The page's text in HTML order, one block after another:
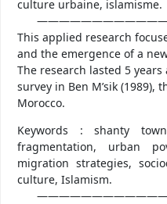
culture urbaine, islamisme.
This applied research
and the emergence of a
The research lasted 5
survey in Ben M’sik (1989),
Morocco.
Keywords : shanty
fragmentation, urban
migration strategies,
culture, Islamism.